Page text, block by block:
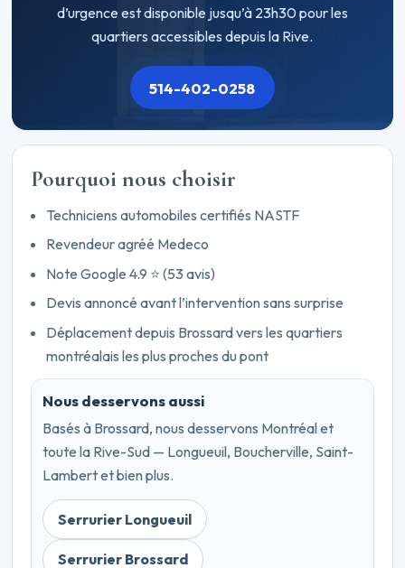
d’urgence est disponible jusqu’à 23h30 pour les
quartiers accessibles depuis la Rive.
514-402-0258
Pourquoi nous choisir
Techniciens automobiles certifiés NASTF
Revendeur agréé Medeco
Note Google 4.9 ⭐ (53 avis)
Devis annoncé avant l’intervention sans surprise
Déplacement depuis Brossard vers les quartiers
montréalais les plus proches du pont
Nous desservons aussi
Basés à Brossard, nous desservons Montréal et
toute la Rive-Sud — Longueuil, Boucherville, Saint-
Lambert et bien plus.
Serrurier Longueuil
Serrurier Brossard